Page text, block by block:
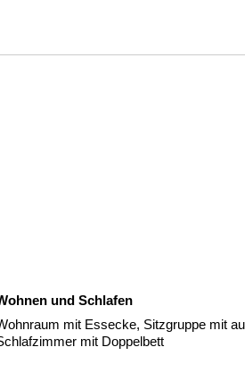
und Schlafen
mit Essecke, Sitzgruppe mit
mit Doppelbett